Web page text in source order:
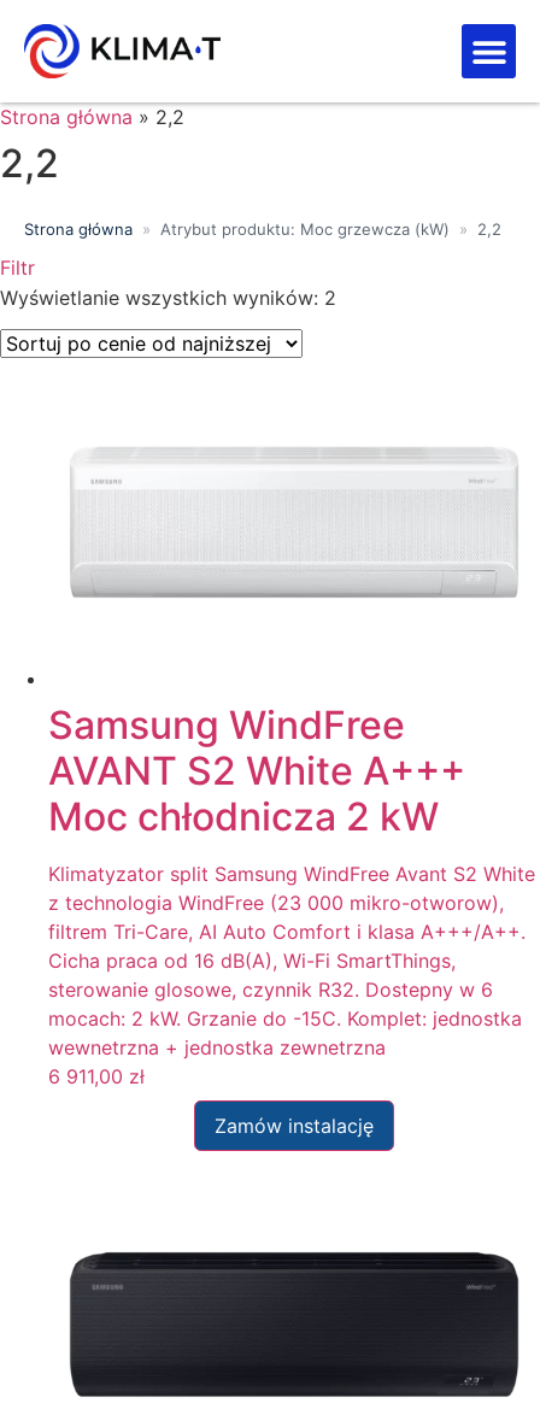
Strona główna » 2,2
2,2
Strona główna » Atrybut produktu: Moc grzewcza (kW) » 2,2
Filtr
Price filter
Wyszukiwanie tekstowe
Kategorie produktów
Wykończenie
Wyświetlanie wszystkich wyników: 2
Samsung WindFree
AVANT S2 White A+++
Moc chłodnicza 2 kW
Klimatyzator split Samsung WindFree Avant S2 White
z technologia WindFree (23 000 mikro-otworow),
filtrem Tri-Care, AI Auto Comfort i klasa A+++/A++.
Cicha praca od 16 dB(A), Wi-Fi SmartThings,
sterowanie glosowe, czynnik R32. Dostepny w 6
mocach: 2 kW. Grzanie do -15C. Komplet: jednostka
wewnetrzna + jednostka zewnetrzna
6 911,00 zł
Zamów instalację